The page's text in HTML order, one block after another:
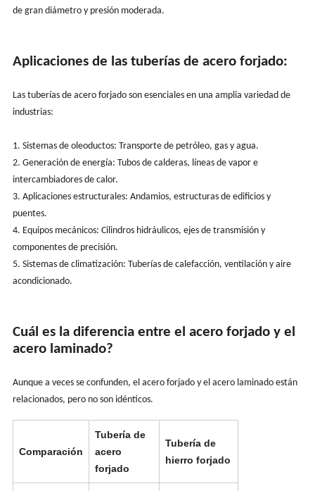
de gran diámetro y presión moderada.
Aplicaciones de las tuberías de acero forjado:
Las tuberías de acero forjado son esenciales en una amplia variedad de
industrias:
1. Sistemas de oleoductos: Transporte de petróleo, gas y agua.
2. Generación de energía: Tubos de calderas, líneas de vapor e
intercambiadores de calor.
3. Aplicaciones estructurales: Andamios, estructuras de edificios y
puentes.
4. Equipos mecánicos: Cilindros hidráulicos, ejes de transmisión y
componentes de precisión.
5. Sistemas de climatización: Tuberías de calefacción, ventilación y aire
acondicionado.
Cuál es la diferencia entre el acero forjado y el
acero laminado?
Aunque a veces se confunden, el acero forjado y el acero laminado están
relacionados, pero no son idénticos.
Comparación
Tubería de
acero
forjado
Tubería de
hierro forjado